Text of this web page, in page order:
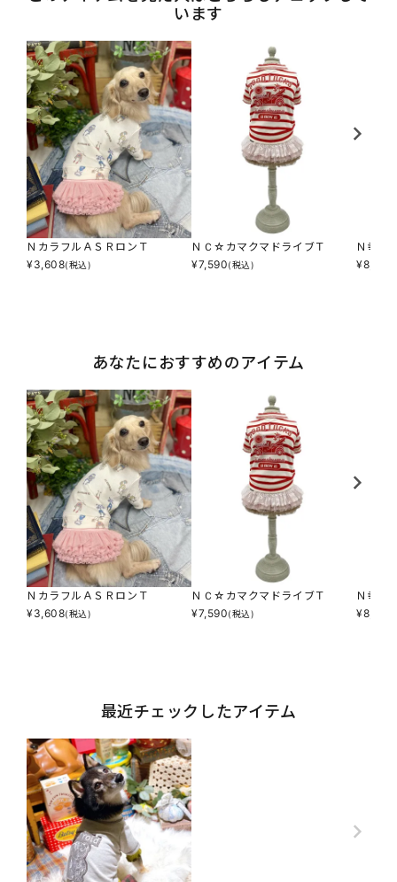
います
ＮカラフルＡＳＲロンＴ
¥3,608(税込)
ＮＣ☆カマクマドライブＴ
¥7,590(税込)
Ｎ幸せ
¥8,250
あなたにおすすめのアイテム
ＮカラフルＡＳＲロンＴ
¥3,608(税込)
ＮＣ☆カマクマドライブＴ
¥7,590(税込)
Ｎ幸せ
¥8,250
最近チェックしたアイテム